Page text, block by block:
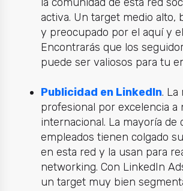
activa. Un target medio alto,
y preocupado por el aquí y
Encontrarás que los
puede ser valiosos para tu
Publicidad en LinkedIn. La
profesional por excelencia a
internacional. La mayoría de
empleados tienen colgado
en esta red y la usan para
networking. Con LinkedIn
un target muy bien